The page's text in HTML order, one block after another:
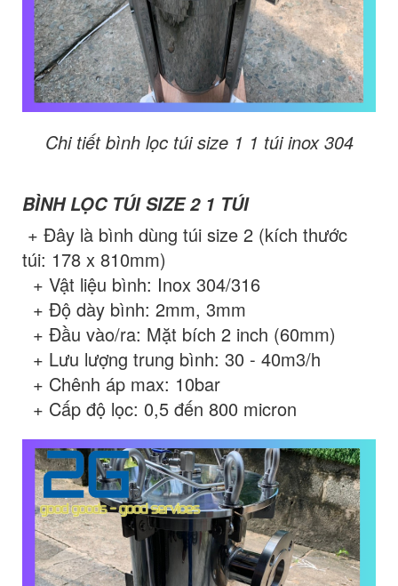
Chi tiết bình lọc túi size 1 1 túi inox 304
BÌNH LỌC TÚI SIZE 2 1 TÚI
+ Đây là bình dùng túi size 2 (kích thước
túi: 178 x 810mm)
+ Vật liệu bình: Inox 304/316
+ Độ dày bình: 2mm, 3mm
+ Đầu vào/ra: Mặt bích 2 inch (60mm)
+ Lưu lượng trung bình: 30 - 40m3/h
+ Chênh áp max: 10bar
+ Cấp độ lọc: 0,5 đến 800 micron